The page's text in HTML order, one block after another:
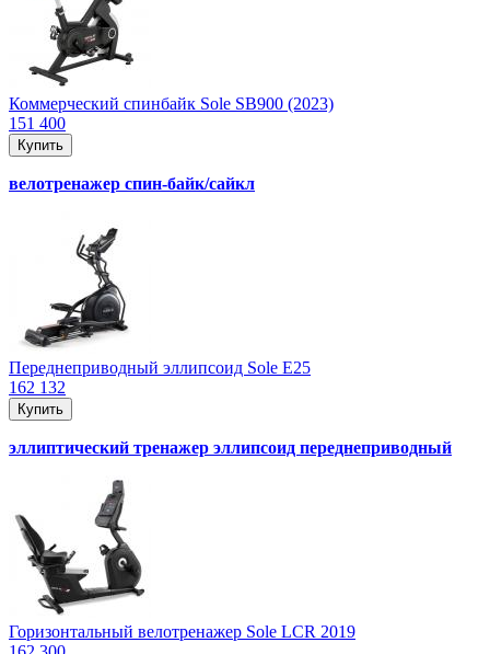
Коммерческий спинбайк Sole SB900 (2023)
151 400
Купить
велотренажер спин-байк/сайкл
Переднеприводный эллипсоид Sole E25
162 132
Купить
эллиптический тренажер эллипсоид переднеприводный
Горизонтальный велотренажер Sole LCR 2019